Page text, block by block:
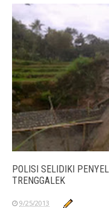
POLISI SELIDIKI
TRENGGALEK
9/25/2013